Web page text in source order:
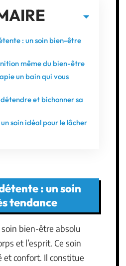
: un soin bien-être
même du bien-être
un bain qui vous
et bichonner sa
soin idéal pour le lâcher
: un soin
tendance
bien-être absolu
et l’esprit. Ce soin
et confort. Il constitue